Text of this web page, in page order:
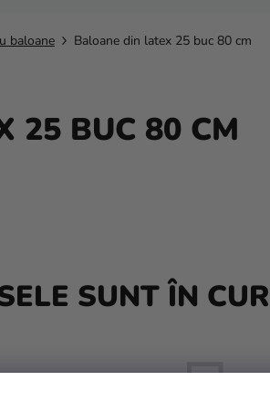
baloane Baloane din latex 25 buc 80 cm
25 BUC 80 CM
SUNT ÎN